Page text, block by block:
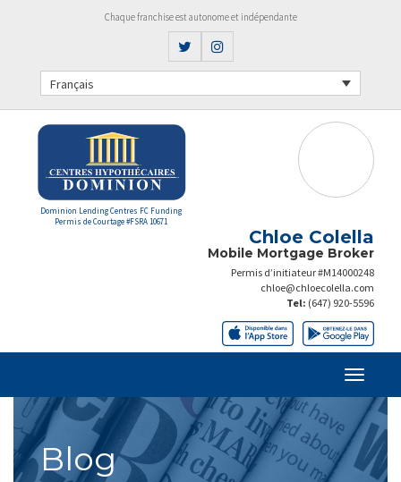
Chaque franchise est autonome et indépendante
Français
Dominion Lending Centres FC Funding
Permis de Courtage #FSRA 10671
Chloe Colella
Mobile Mortgage Broker
Permis d’initiateur #M14000248
chloe@chloecolella.com
Tel: (647) 920-5596
Blog